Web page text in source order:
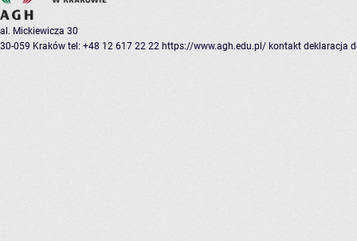
al. Mickiewicza 30
30-059 Kraków tel: +48 12 617 22 22 https://www.agh.edu.pl/ kontakt deklaracja